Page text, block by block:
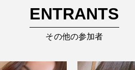
ENTRANTS
その他の参加者